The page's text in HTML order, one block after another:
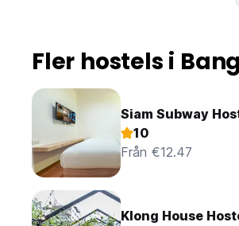
Fler hostels i
Siam Subway
10
Från €12.47
Klong House